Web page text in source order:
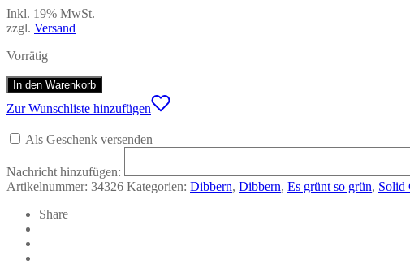
Inkl. 19% MwSt.
zzgl. Versand
Vorrätig
In den Warenkorb
Zur Wunschliste hinzufügen
Als Geschenk versenden
Nachricht hinzufügen:
Artikelnummer: 34326 Kategorien: Dibbern, Dibbern, Es grünt so grün, Solid
Share